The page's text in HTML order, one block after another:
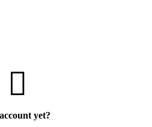
yet?